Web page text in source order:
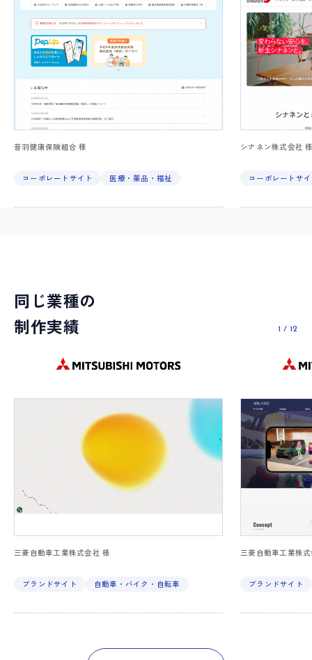
音羽健康保険組合 様
コーポレートサイト 医療・薬品・福祉
シナネン株式会社
コーポレートサ
同じ業種の
制作実績
1 / 12
三菱自動車工業株式会社 様
ブランドサイト 自動車・バイク・自転車
三菱自動車工業株
ブランドサイト